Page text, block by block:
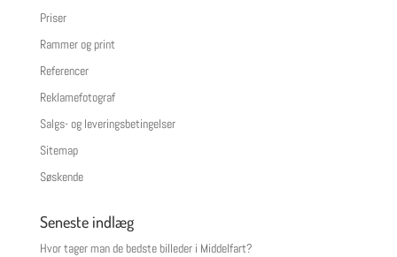
Priser
Rammer og print
Referencer
Reklamefotograf
Salgs- og leveringsbetingelser
Sitemap
Søskende
Seneste indlæg
Hvor tager man de bedste billeder i Middelfart?